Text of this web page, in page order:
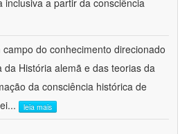
a partir da consciência
do conhecimento direcionado
História alemã e das teorias da
da consciência histórica de
... leia mais